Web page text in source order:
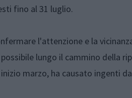
fino al 31 luglio.
l'attenzione e la
lungo il cammino della
marzo, ha causato ingenti